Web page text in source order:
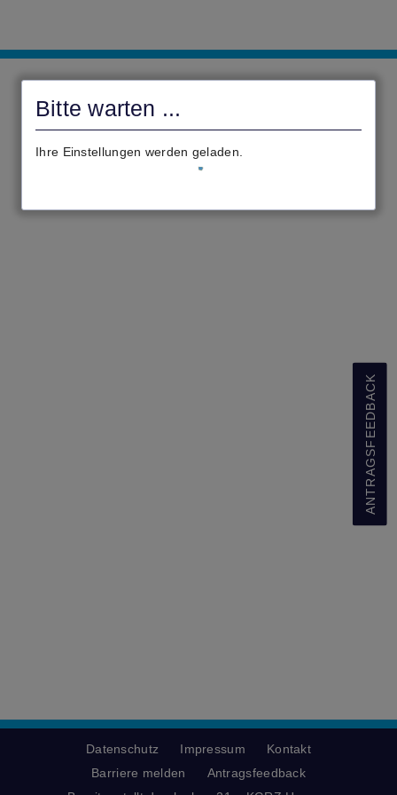
Bitte warten ...
Ihre Einstellungen werden geladen.
(Vogelsberg)
ANTRAGSFEEDBACK
Datenschutz Impressum
Kontakt
Barriere melden
Antragsfeedback